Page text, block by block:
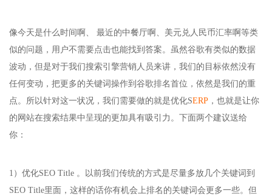
像今天是什么时间啊、 最近的中餐厅啊、美元兑人民币汇率啊等类
似的问题，用户不需要点击也能找到答案。虽然谷歌有类似的数据
波动，但是对于我们搜索引擎营销人员来讲，我们的目标依然没有
任何变动，把更多的关键词操作到谷歌排名首位，依然是我们的重
点。所以针对这一状况，我们需要做的就是优化SERP ，也就是让你
的网站在搜索结果中呈现的更加具有吸引力。下面两个建议送给
你：
1）优化SEO Title 。以前我们传统的方式是尽量多放几个关键词到
SEO Title里面，这样的话你有机会上排名的关键词会更多一些。但